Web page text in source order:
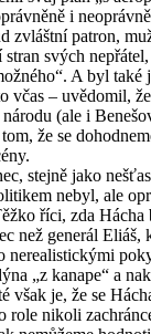
i
zvláštní patron,
stran svých
A byl také
včas – uvědomil,
(ale i
že se
stejně jako
nebyl, ale
říci, zda Hácha
než generál Eliáš,
nerealistickými
„z kanape“ a
však je, že se
role nikoli